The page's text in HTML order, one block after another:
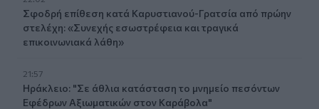
Σφοδρή επίθεση κατά Καρυστιανού-Γρατσία από πρώην
στελέχη: «Συνεχής εσωστρέφεια και τραγικά
επικοινωνιακά λάθη»
21:57
Ηράκλειο: "Σε άθλια κατάσταση το μνημείο πεσόντων
Εφέδρων Αξιωματικών στον Καράβολα"